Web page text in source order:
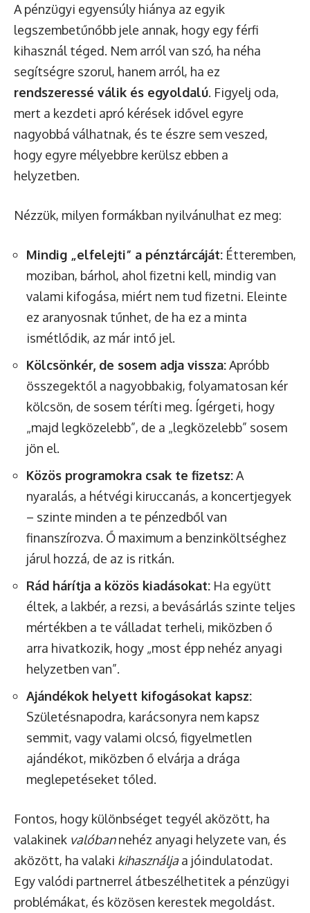
A pénzügyi egyensúly hiánya az egyik
legszembetűnőbb jele annak, hogy egy férfi
kihasznál téged. Nem arról van szó, ha néha
segítségre szorul, hanem arról, ha ez
rendszeressé válik és egyoldalú. Figyelj oda,
mert a kezdeti apró kérések idővel egyre
nagyobbá válhatnak, és te észre sem veszed,
hogy egyre mélyebbre kerülsz ebben a
helyzetben.
Nézzük, milyen formákban nyilvánulhat ez meg:
Mindig „elfelejti” a pénztárcáját: Étteremben,
moziban, bárhol, ahol fizetni kell, mindig van
valami kifogása, miért nem tud fizetni. Eleinte
ez aranyosnak tűnhet, de ha ez a minta
ismétlődik, az már intő jel.
Kölcsönkér, de sosem adja vissza:Apróbb
összegektől a nagyobbakig, folyamatosan kér
kölcsön, de sosem téríti meg. Ígérgeti, hogy
„majd legközelebb”, de a „legközelebb” sosem
jön el.
Közös programokra csak te fizetsz:A
nyaralás, a hétvégi kiruccanás, a koncertjegyek
– szinte minden a te pénzedből van
finanszírozva. Ő maximum a benzinköltséghez
járul hozzá, de az is ritkán.
Rád hárítja a közös kiadásokat: Ha együtt
éltek, a lakbér, a rezsi, a bevásárlás szinte teljes
mértékben a te válladat terheli, miközben ő
arra hivatkozik, hogy „most épp nehéz anyagi
helyzetben van”.
Ajándékok helyett kifogásokat kapsz:
Születésnapodra, karácsonyra nem kapsz
semmit, vagy valami olcsó, figyelmetlen
ajándékot, miközben ő elvárja a drága
meglepetéseket tőled.
Fontos, hogy különbséget tegyél aközött, ha
valakinek valóbannehéz anyagi helyzete van, és
aközött, ha valaki kihasználjaa jóindulatodat.
Egy valódi partnerrel átbeszélhetitek a pénzügyi
problémákat, és közösen kerestek megoldást.